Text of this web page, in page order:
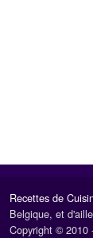
Recettes de
Belgique, et
Copyright © 2010